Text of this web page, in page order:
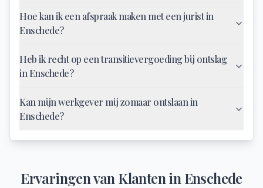
Hoe kan ik een afspraak maken met een jurist in
Enschede?
Heb ik recht op een transitievergoeding bij ontslag
in Enschede?
Kan mijn werkgever mij zomaar ontslaan in
Enschede?
Ervaringen van Klanten in Enschede